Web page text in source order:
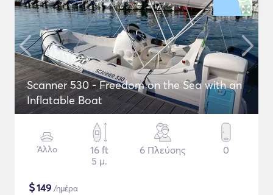
Scanner 530 - Freedom on the Sea with an
Inflatable Boat
Άλλο
16 ft
5 μ.
6 Πλεύσης 0
$149 /ημέρα